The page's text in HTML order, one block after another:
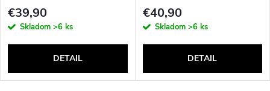
€39,90
Skladom >6 ks
DETAIL
€40,90
Skladom >6 ks
DETAIL